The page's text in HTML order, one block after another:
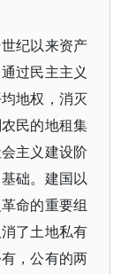
纪以来资产
过民主主义
地权，消灭
民的地租集
主义建设阶
础。建国以
命的重要组
了土地私有
，公有的两